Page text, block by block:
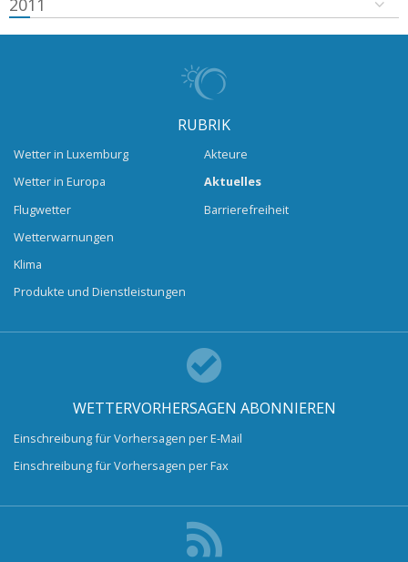
2011
RUBRIK
Wetter in Luxemburg
Wetter in Europa
Flugwetter
Wetterwarnungen
Klima
Produkte und Dienstleistungen
Akteure
Aktuelles
Barrierefreiheit
WETTERVORHERSAGEN ABONNIEREN
Einschreibung für Vorhersagen per E-Mail
Einschreibung für Vorhersagen per Fax